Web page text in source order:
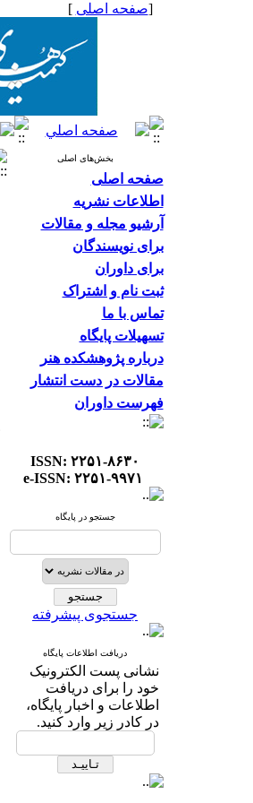
[صفحه اصلی ]
بخش‌های اصلی
صفحه اصلی
اطلاعات نشریه
آرشیو مجله و مقالات
برای نویسندگان
برای داوران
ثبت نام و اشتراک
تماس با ما
تسهیلات پایگاه
درباره پژوهشکده هنر
مقالات در دست انتشار
فهرست داوران
ISSN: ۲۲۵۱-۸۶۳۰
e-ISSN: ۲۲۵۱-۹۹۷۱
جستجو در پایگاه
جستجوی پیشرفته
دریافت اطلاعات پایگاه
نشانی پست الکترونیک
خود را برای دریافت
اطلاعات و اخبار پایگاه،
در کادر زیر وارد کنید.